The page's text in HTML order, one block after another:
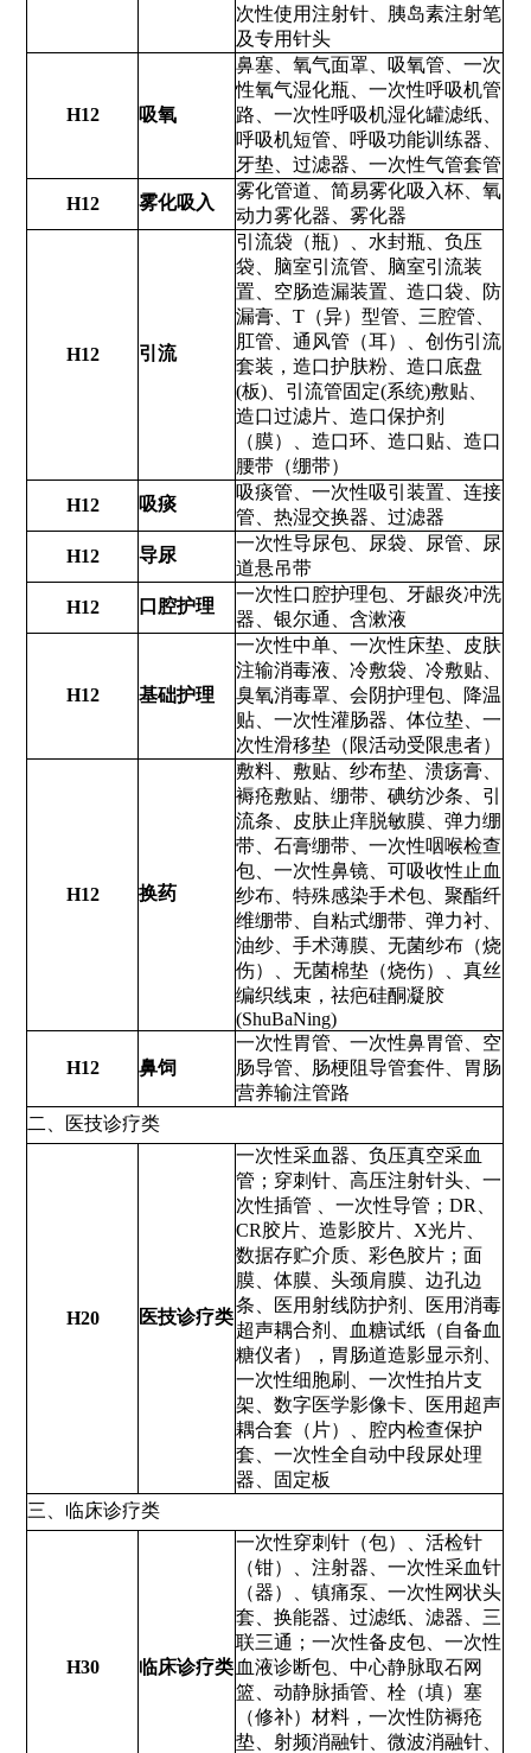
次性使用注射针、胰岛素注射笔
及专用针头
H12 吸氧
鼻塞、氧气面罩、吸氧管、一次
性氧气湿化瓶、一次性呼吸机管
路、一次性呼吸机湿化罐滤纸、
呼吸机短管、呼吸功能训练器、
牙垫、过滤器、一次性气管套管
H12
雾化吸入
雾化管道、简易雾化吸入杯、氧
动力雾化器、雾化器
H12 引流
引流袋（瓶）、水封瓶、负压
袋、脑室引流管、脑室引流装
置、空肠造漏装置、造口袋、防
漏膏、T（异）型管、三腔管、
肛管、通风管（耳）、创伤引流
套装，造口护肤粉、造口底盘
(板)、引流管固定(系统)敷贴、
造口过滤片、造口保护剂
（膜）、造口环、造口贴、造口
腰带（绷带）
H12
吸痰
吸痰管、一次性吸引装置、连接
管、热湿交换器、过滤器
H12
导尿
一次性导尿包、尿袋、尿管、尿
道悬吊带
H12
口腔护理
一次性口腔护理包、牙龈炎冲洗
器、银尔通、含漱液
H12 基础护理
一次性中单、一次性床垫、皮肤
注输消毒液、冷敷袋、冷敷贴、
臭氧消毒罩、会阴护理包、降温
贴、一次性灌肠器、体位垫、一
次性滑移垫（限活动受限患者）
H12 换药
敷料、敷贴、纱布垫、溃疡膏、
褥疮敷贴、绷带、碘纺沙条、引
流条、皮肤止痒脱敏膜、弹力绷
带、石膏绷带、一次性咽喉检查
包、一次性鼻镜、可吸收性止血
纱布、特殊感染手术包、聚酯纤
维绷带、自粘式绷带、弹力衬、
油纱、手术薄膜、无菌纱布（烧
伤）、无菌棉垫（烧伤）、真丝
编织线束，祛疤硅酮凝胶
(ShuBaNing)
H12 鼻饲
一次性胃管、一次性鼻胃管、空
肠导管、肠梗阻导管套件、胃肠
营养输注管路
二、医技诊疗类
H20 医技诊疗类
一次性采血器、负压真空采血
管；穿刺针、高压注射针头、一
次性插管 、一次性导管；DR、
CR胶片、造影胶片、X光片、
数据存贮介质、彩色胶片；面
膜、体膜、头颈肩膜、边孔边
条、医用射线防护剂、医用消毒
超声耦合剂、血糖试纸（自备血
糖仪者），胃肠道造影显示剂、
一次性细胞刷、一次性拍片支
架、数字医学影像卡、医用超声
耦合套（片）、腔内检查保护
套、一次性全自动中段尿处理
器、固定板
三、临床诊疗类
H30 临床诊疗类
一次性穿刺针（包）、活检针
（钳）、注射器、一次性采血针
（器）、镇痛泵、一次性网状头
套、换能器、过滤纸、滤器、三
联三通；一次性备皮包、一次性
血液诊断包、中心静脉取石网
篮、动静脉插管、栓（填）塞
（修补）材料，一次性防褥疮
垫、射频消融针、微波消融针、